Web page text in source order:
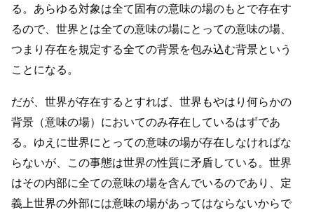
る。あらゆる対象は全て固有の意味の場のもとで存在す
るので、世界とは全ての意味の場にとっての意味の場、
つまり存在を規定する全ての背景を包み込む背景という
ことになる。
だが、世界が存在するとすれば、世界もやはり何らかの
背景（意味の場）においてのみ存在しているはずであ
る。ゆえに世界にとっての意味の場が存在しなければな
らないが、この事態は世界の性質に矛盾している。世界
はその内部に全ての意味の場を含んでいるのであり、定
義上世界の外部には意味の場があってはならないからで